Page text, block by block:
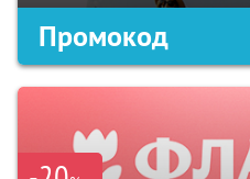
Промокод